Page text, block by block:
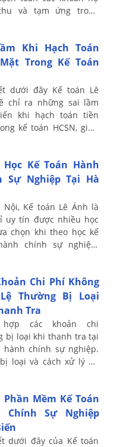
và tạm ứng trong
...
Trong Kế Toán
dưới đây Kế toán Lê
chỉ ra những sai lầm
khi hạch toán tiền
kế toán HCSN, giúp
Sự Nghiệp Tại Hà
Nội, Kế toán Lê Ánh là
uy tín được nhiều học
chọn khi theo học kế
chính sự nghiệp.
Thường Bị Loại
Tra
hợp các khoản chi
bị loại khi thanh tra tại
hành chính sự nghiệp.
loại và cách xử lý để
Chính Sự Nghiệp
dưới đây của Kế toán